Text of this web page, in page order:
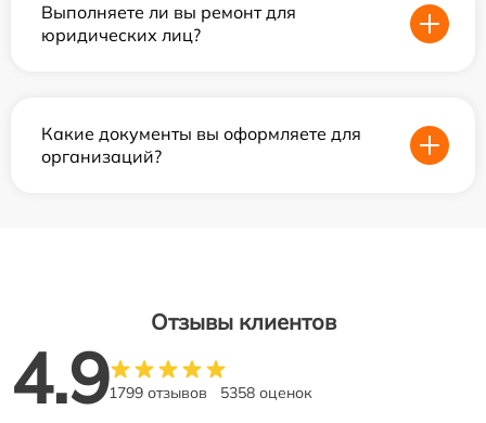
Выполняете ли вы ремонт для
юридических лиц?
Какие документы вы оформляете для
организаций?
Отзывы клиентов
4.91799 отзывов 5358 оценок